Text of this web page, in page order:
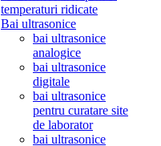
temperaturi ridicate
Bai ultrasonice
bai ultrasonice
analogice
bai ultrasonice
digitale
bai ultrasonice
pentru curatare site
de laborator
bai ultrasonice